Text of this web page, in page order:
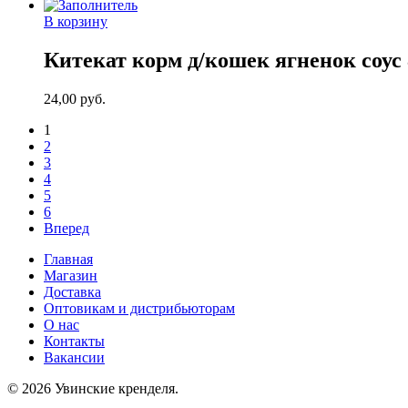
В корзину
Китекат корм д/кошек ягненок соус
24,00 руб.
1
2
3
4
5
6
Вперед
Главная
Магазин
Доставка
Оптовикам и дистрибьюторам
О нас
Контакты
Вакансии
© 2026 Увинские кренделя.